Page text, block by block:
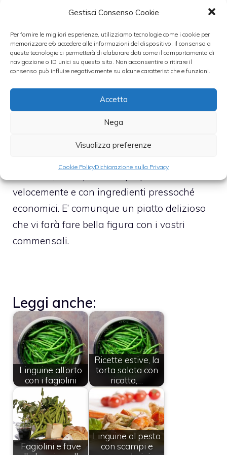
Gestisci Consenso Cookie
Per fornire le migliori esperienze, utilizziamo tecnologie come i cookie per
memorizzare e/o accedere alle informazioni del dispositivo. Il consenso a
queste tecnologie ci permetterà di elaborare dati come il comportamento di
navigazione o ID unici su questo sito. Non acconsentire o ritirare il
consenso può influire negativamente su alcune caratteristiche e funzioni.
Accetta
Nega
Visualizza preferenze
Cookie PolicyDichiarazione sulla Privacy
le linguine nei piatti e prima di protarle in
tavola caldissime aggiungetevi la ricotta che
avrete precedentemente diviso in porzioni “a
uovo”, con l’aiuto di due cucchiai.
Le linguine con fagiolini e ricotta sono
pronte. Questa ricetta necessita di un tempo
di cottura di trenta minuti. Come
accompagnamento è graditissimo un buon
velocemente e con ingredienti pressoché
economici. E’ comunque un piatto delizioso
che vi farà fare bella figura con i vostri
commensali.
Leggi anche:
Linguine all’orto
con i fagiolini
Ricette estive, la
torta salata con
ricotta,…
Fagiolini e fave
Linguine al pesto
con scampi e